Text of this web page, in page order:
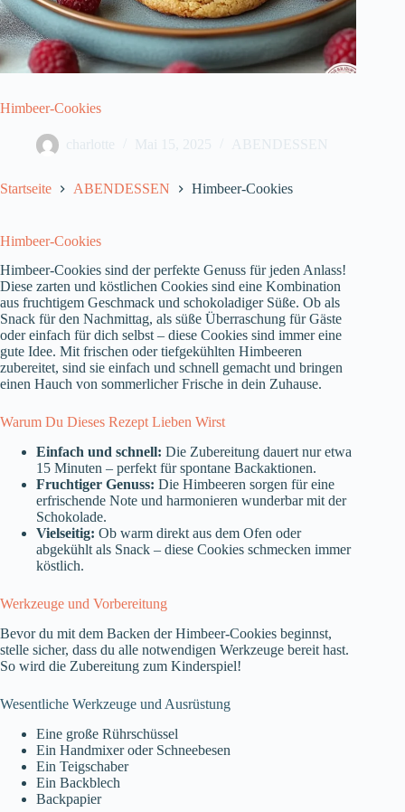
Himbeer-Cookies
charlotte Mai 15, 2025 ABENDESSEN
Startseite ABENDESSEN Himbeer-Cookies
Himbeer-Cookies
Himbeer-Cookies sind der perfekte Genuss für jeden Anlass!
Diese zarten und köstlichen Cookies sind eine Kombination
aus fruchtigem Geschmack und schokoladiger Süße. Ob als
Snack für den Nachmittag, als süße Überraschung für Gäste
oder einfach für dich selbst – diese Cookies sind immer eine
gute Idee. Mit frischen oder tiefgekühlten Himbeeren
zubereitet, sind sie einfach und schnell gemacht und bringen
einen Hauch von sommerlicher Frische in dein Zuhause.
Warum Du Dieses Rezept Lieben Wirst
Einfach und schnell: Die Zubereitung dauert nur etwa
15 Minuten – perfekt für spontane Backaktionen.
Fruchtiger Genuss: Die Himbeeren sorgen für eine
erfrischende Note und harmonieren wunderbar mit der
Schokolade.
Vielseitig: Ob warm direkt aus dem Ofen oder
abgekühlt als Snack – diese Cookies schmecken immer
köstlich.
Werkzeuge und Vorbereitung
Bevor du mit dem Backen der Himbeer-Cookies beginnst,
stelle sicher, dass du alle notwendigen Werkzeuge bereit hast.
So wird die Zubereitung zum Kinderspiel!
Wesentliche Werkzeuge und Ausrüstung
Eine große Rührschüssel
Ein Handmixer oder Schneebesen
Ein Teigschaber
Ein Backblech
Backpapier